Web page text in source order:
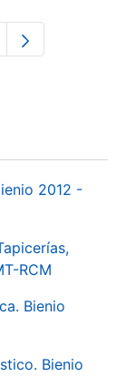
intermedias Use
2012 -
RCM
Bienio
Bienio